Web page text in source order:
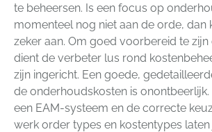
te beheersen. Is een focus op
momenteel nog niet aan de orde, dan
zeker aan. Om goed voorbereid te zijn
dient de verbeter lus rond
zijn ingericht. Een goede,
de onderhoudskosten is
een EAM-systeem en de correcte
werk order types en kostentypes